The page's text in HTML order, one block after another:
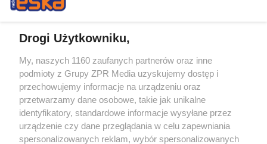
Żaden utwór zamieszczony w serwisie nie może być powielany i
rozpowszechniany lub dalej rozpowszechniany w jakikolwiek sposób (w
tym także elektroniczny lub mechaniczny) na jakimkolwiek polu
eksploatacji w jakiejkolwiek formie, włącznie z umieszczaniem w
Internecie bez pisemnej zgody właściciela praw. Jakiekolwiek użycie lub
wykorzystanie utworów w całości lub w części z naruszeniem prawa,
tzn. bez właściwej zgody, jest zabronione pod groźbą kary i może być
ścigane prawnie.
Drogi Użytkowniku,
My, naszych 1160 zaufanych partnerów oraz inne
podmioty z Grupy ZPR Media uzyskujemy dostęp i
przechowujemy informacje na urządzeniu oraz
przetwarzamy dane osobowe, takie jak unikalne
identyfikatory, standardowe informacje wysyłane przez
urządzenie czy dane przeglądania w celu zapewniania
spersonalizowanych reklam, wybór spersonalizowanych